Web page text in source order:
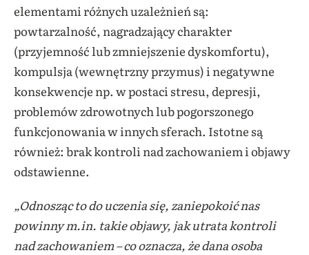
elementami różnych uzależnień są:
powtarzalność, nagradzający charakter
(przyjemność lub zmniejszenie dyskomfortu),
kompulsja (wewnętrzny przymus) i negatywne
konsekwencje np. w postaci stresu, depresji,
problemów zdrowotnych lub pogorszonego
funkcjonowania w innych sferach. Istotne są
również: brak kontroli nad zachowaniem i objawy
odstawienne.
„Odnosząc to do uczenia się, zaniepokoić nas
powinny m.in. takie objawy, jak utrata kontroli
nad zachowaniem – co oznacza, że dana osoba